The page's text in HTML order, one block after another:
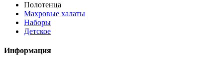
Полотенца
Махровые халаты
Наборы
Детское
Информация